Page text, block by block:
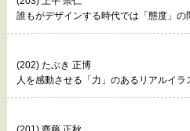
誰もがデザインする時代では「態度」の
(202) たぶき 正博
人を感動させる「力」のあるリアルイ